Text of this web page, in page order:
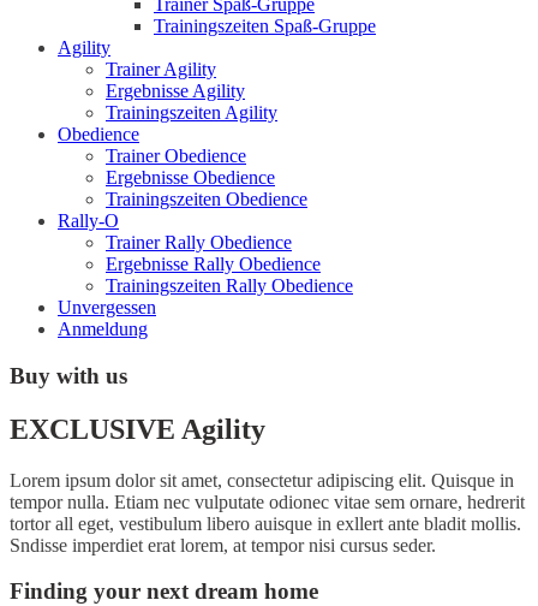
Trainer Spaß-Gruppe
Trainingszeiten Spaß-Gruppe
Agility
Trainer Agility
Ergebnisse Agility
Trainingszeiten Agility
Obedience
Trainer Obedience
Ergebnisse Obedience
Trainingszeiten Obedience
Rally-O
Trainer Rally Obedience
Ergebnisse Rally Obedience
Trainingszeiten Rally Obedience
Unvergessen
Anmeldung
Buy with us
EXCLUSIVE Agility
Lorem ipsum dolor sit amet, consectetur adipiscing elit. Quisque in
tempor nulla. Etiam nec vulputate odionec vitae sem ornare, hedrerit
tortor all eget, vestibulum libero auisque in exllert ante bladit mollis.
Sndisse imperdiet erat lorem, at tempor nisi cursus seder.
Finding your next dream home